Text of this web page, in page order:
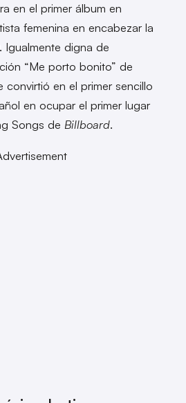
en el primer álbum en
femenina en encabezar la
digna de
“Me porto bonito” de
convirtió en el primer sencillo
en ocupar el primer lugar
Songs de Billboard.